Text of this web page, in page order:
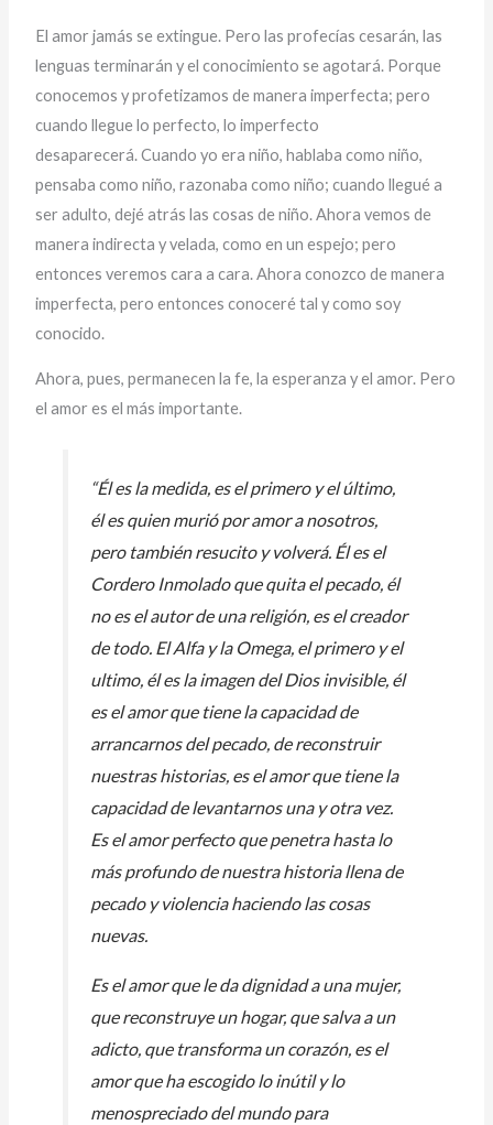
El amor jamás se extingue. Pero las profecías cesarán, las
lenguas terminarán y el conocimiento se agotará. Porque
conocemos y profetizamos de manera imperfecta; pero
cuando llegue lo perfecto, lo imperfecto
desaparecerá. Cuando yo era niño, hablaba como niño,
pensaba como niño, razonaba como niño; cuando llegué a
ser adulto, dejé atrás las cosas de niño. Ahora vemos de
manera indirecta y velada, como en un espejo; pero
entonces veremos cara a cara. Ahora conozco de manera
imperfecta, pero entonces conoceré tal y como soy
conocido.
Ahora, pues, permanecen la fe, la esperanza y el amor. Pero
el amor es el más importante.
“Él es la medida, es el primero y el último,
él es quien murió por amor a nosotros,
pero también resucito y volverá. Él es el
Cordero Inmolado que quita el pecado, él
no es el autor de una religión, es el creador
de todo. El Alfa y la Omega, el primero y el
ultimo, él es la imagen del Dios invisible, él
es el amor que tiene la capacidad de
arrancarnos del pecado, de reconstruir
nuestras historias, es el amor que tiene la
capacidad de levantarnos una y otra vez.
Es el amor perfecto que penetra hasta lo
más profundo de nuestra historia llena de
pecado y violencia haciendo las cosas
nuevas.
Es el amor que le da dignidad a una mujer,
que reconstruye un hogar, que salva a un
adicto, que transforma un corazón, es el
amor que ha escogido lo inútil y lo
menospreciado del mundo para